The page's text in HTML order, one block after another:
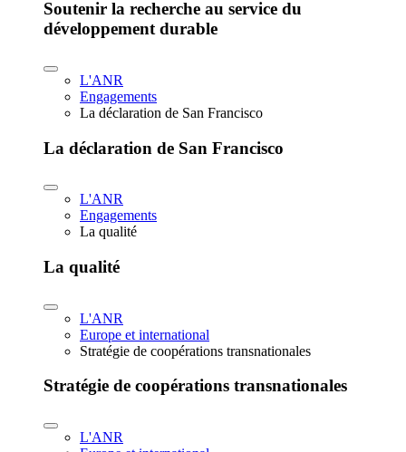
Soutenir la recherche au service du
développement durable
L'ANR
Engagements
La déclaration de San Francisco
La déclaration de San Francisco
L'ANR
Engagements
La qualité
La qualité
L'ANR
Europe et international
Stratégie de coopérations transnationales
Stratégie de coopérations transnationales
L'ANR